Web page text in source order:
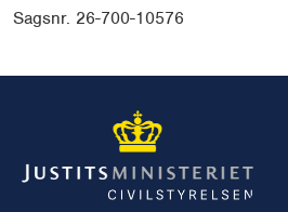
Sagsnr. 26-700-10576